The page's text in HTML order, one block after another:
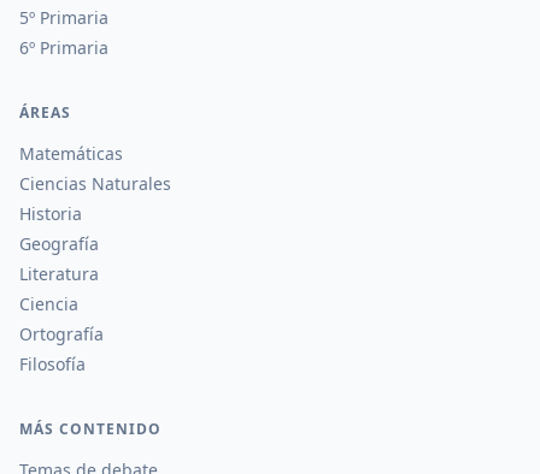
5º Primaria
6º Primaria
ÁREAS
Matemáticas
Ciencias Naturales
Historia
Geografía
Literatura
Ciencia
Ortografía
Filosofía
MÁS CONTENIDO